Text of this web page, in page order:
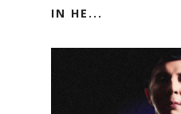
IN HE...